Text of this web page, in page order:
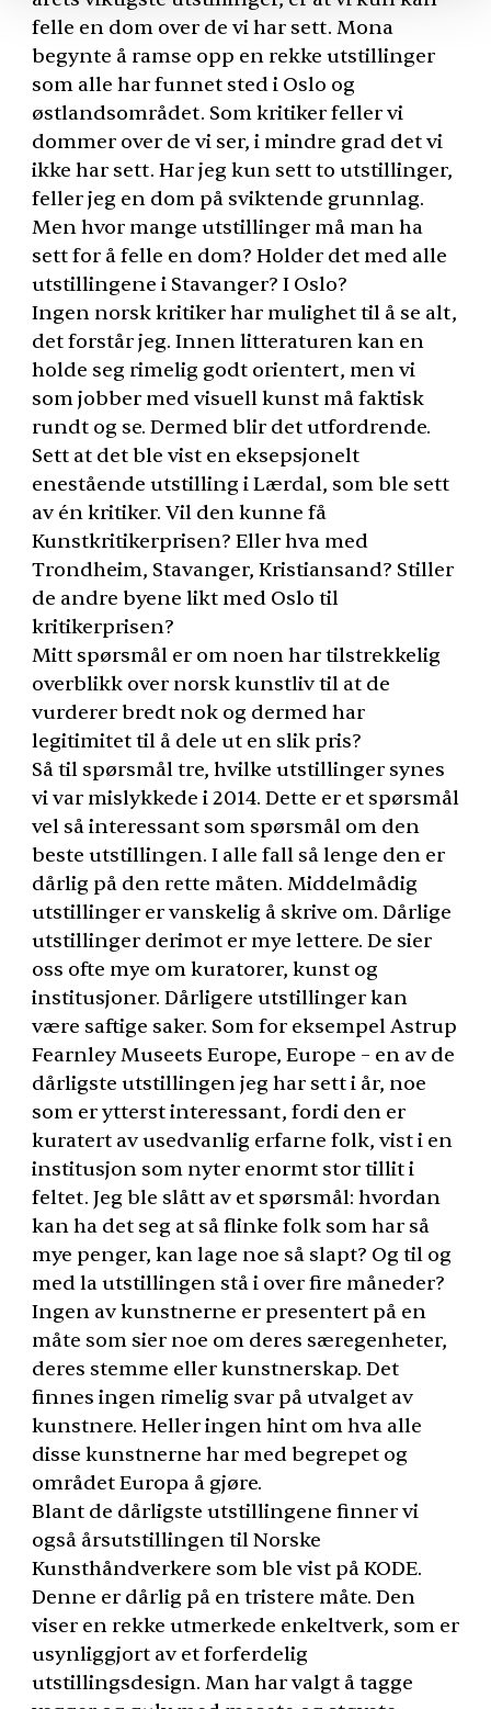
felle en dom over de vi har sett. Mona
begynte å ramse opp en rekke utstillinger
som alle har funnet sted i Oslo og
østlandsområdet. Som kritiker feller vi
dommer over de vi ser, i mindre grad det vi
ikke har sett. Har jeg kun sett to utstillinger,
feller jeg en dom på sviktende grunnlag.
Men hvor mange utstillinger må man ha
sett for å felle en dom? Holder det med alle
utstillingene i Stavanger? I Oslo?
Ingen norsk kritiker har mulighet til å se alt,
det forstår jeg. Innen litteraturen kan en
holde seg rimelig godt orientert, men vi
som jobber med visuell kunst må faktisk
rundt og se. Dermed blir det utfordrende.
Sett at det ble vist en eksepsjonelt
enestående utstilling i Lærdal, som ble sett
av én kritiker. Vil den kunne få
Kunstkritikerprisen? Eller hva med
Trondheim, Stavanger, Kristiansand? Stiller
de andre byene likt med Oslo til
kritikerprisen?
Mitt spørsmål er om noen har tilstrekkelig
overblikk over norsk kunstliv til at de
vurderer bredt nok og dermed har
legitimitet til å dele ut en slik pris?
Så til spørsmål tre, hvilke utstillinger synes
vi var mislykkede i 2014. Dette er et spørsmål
vel så interessant som spørsmål om den
beste utstillingen. I alle fall så lenge den er
dårlig på den rette måten. Middelmådig
utstillinger er vanskelig å skrive om. Dårlige
utstillinger derimot er mye lettere. De sier
oss ofte mye om kuratorer, kunst og
institusjoner. Dårligere utstillinger kan
være saftige saker. Som for eksempel Astrup
Fearnley Museets Europe, Europe – en av de
dårligste utstillingen jeg har sett i år, noe
som er ytterst interessant, fordi den er
kuratert av usedvanlig erfarne folk, vist i en
institusjon som nyter enormt stor tillit i
feltet. Jeg ble slått av et spørsmål: hvordan
kan ha det seg at så flinke folk som har så
mye penger, kan lage noe så slapt? Og til og
med la utstillingen stå i over fire måneder?
Ingen av kunstnerne er presentert på en
måte som sier noe om deres særegenheter,
deres stemme eller kunstnerskap. Det
finnes ingen rimelig svar på utvalget av
kunstnere. Heller ingen hint om hva alle
disse kunstnerne har med begrepet og
området Europa å gjøre.
Blant de dårligste utstillingene finner vi
også årsutstillingen til Norske
Kunsthåndverkere som ble vist påKODE.
Denne er dårlig på en tristere måte. Den
viser en rekke utmerkede enkeltverk, som er
usynliggjort av et forferdelig
utstillingsdesign. Man har valgt å tagge